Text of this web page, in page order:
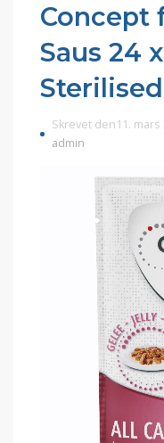
Concept
Saus 24
Skrevet den11. mars
admin